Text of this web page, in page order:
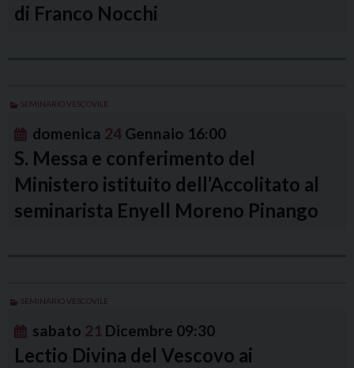
di Franco Nocchi
SEMINARIO VESCOVILE
domenica 24 Gennaio 16:00
S. Messa e conferimento del
Ministero istituito dell’Accolitato al
seminarista Enyell Moreno Pinango
SEMINARIO VESCOVILE
sabato 21 Dicembre 09:30
Lectio Divina del Vescovo ai